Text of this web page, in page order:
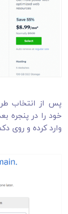
پس از انتخاب
خود را در پنجره
وارد کرده و روی